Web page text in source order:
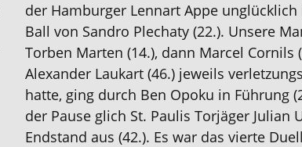
der Hamburger Lennart Appe
Ball von Sandro Plechaty (22.). Unsere
Torben Marten (14.), dann Marcel Cornils
Alexander Laukart (46.) jeweils
hatte, ging durch Ben Opoku in Führung
der Pause glich St. Paulis Torjäger Julian
Endstand aus (42.). Es war das vierte